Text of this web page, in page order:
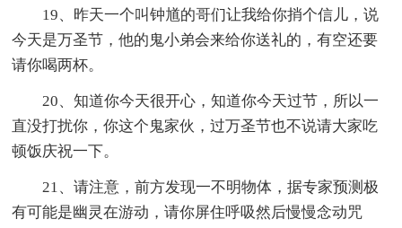
19、昨天一个叫钟馗的哥们让我给你捎个信儿，说
今天是万圣节，他的鬼小弟会来给你送礼的，有空还要
请你喝两杯。
20、知道你今天很开心，知道你今天过节，所以一
直没打扰你，你这个鬼家伙，过万圣节也不说请大家吃
顿饭庆祝一下。
21、请注意，前方发现一不明物体，据专家预测极
有可能是幽灵在游动，请你屏住呼吸然后慢慢念动咒